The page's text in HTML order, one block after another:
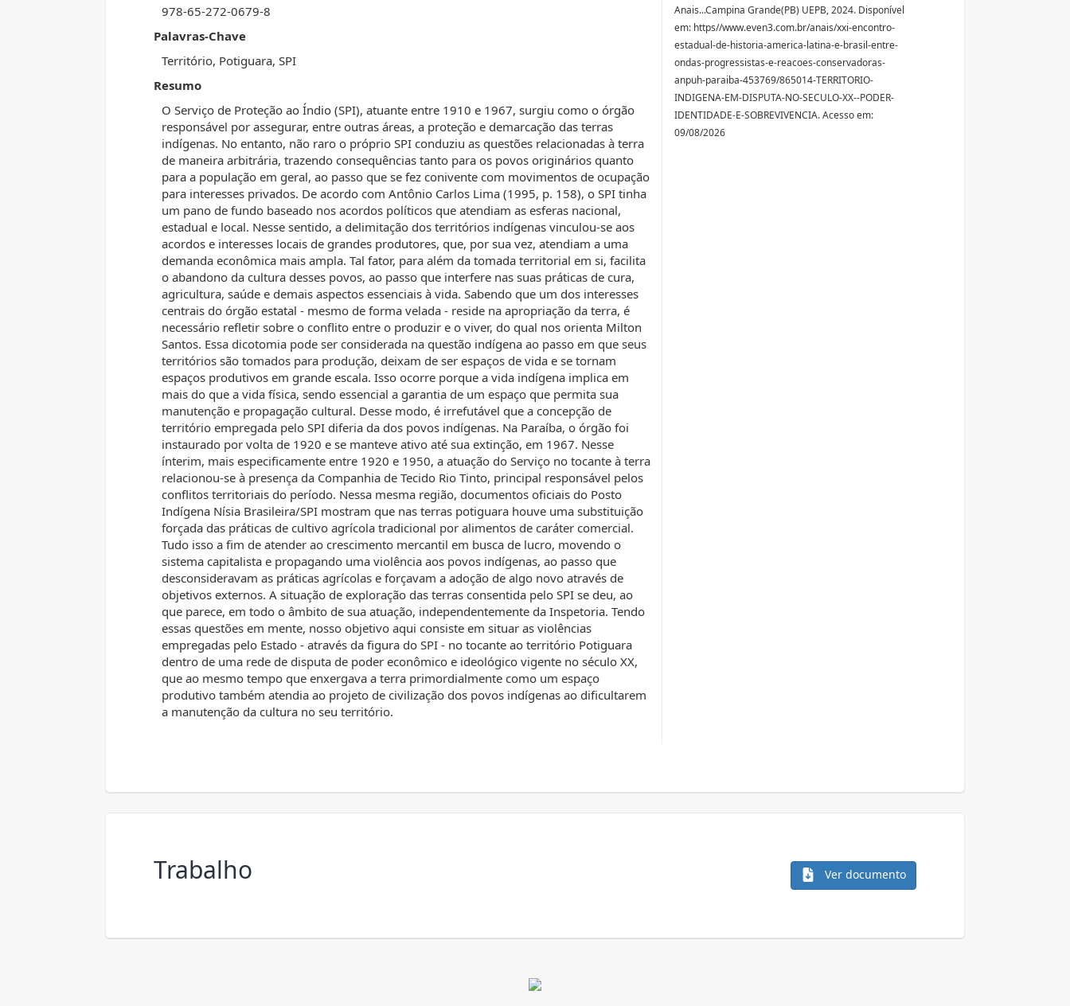
978-65-272-0679-8
Palavras-Chave
Território, Potiguara, SPI
Resumo
O Serviço de Proteção ao Índio (SPI), atuante entre 1910 e 1967, surgiu como o órgão
responsável por assegurar, entre outras áreas, a proteção e demarcação das terras
indígenas. No entanto, não raro o próprio SPI conduziu as questões relacionadas à terra
de maneira arbitrária, trazendo consequências tanto para os povos originários quanto
para a população em geral, ao passo que se fez conivente com movimentos de ocupação
para interesses privados. De acordo com Antônio Carlos Lima (1995, p. 158), o SPI tinha
um pano de fundo baseado nos acordos políticos que atendiam as esferas nacional,
estadual e local. Nesse sentido, a delimitação dos territórios indígenas vinculou-se aos
acordos e interesses locais de grandes produtores, que, por sua vez, atendiam a uma
demanda econômica mais ampla. Tal fator, para além da tomada territorial em si, facilita
o abandono da cultura desses povos, ao passo que interfere nas suas práticas de cura,
agricultura, saúde e demais aspectos essenciais à vida. Sabendo que um dos interesses
centrais do órgão estatal - mesmo de forma velada - reside na apropriação da terra, é
necessário refletir sobre o conflito entre o produzir e o viver, do qual nos orienta Milton
Santos. Essa dicotomia pode ser considerada na questão indígena ao passo em que seus
territórios são tomados para produção, deixam de ser espaços de vida e se tornam
espaços produtivos em grande escala. Isso ocorre porque a vida indígena implica em
mais do que a vida física, sendo essencial a garantia de um espaço que permita sua
manutenção e propagação cultural. Desse modo, é irrefutável que a concepção de
território empregada pelo SPI diferia da dos povos indígenas. Na Paraíba, o órgão foi
instaurado por volta de 1920 e se manteve ativo até sua extinção, em 1967. Nesse
ínterim, mais especificamente entre 1920 e 1950, a atuação do Serviço no tocante à terra
relacionou-se à presença da Companhia de Tecido Rio Tinto, principal responsável pelos
conflitos territoriais do período. Nessa mesma região, documentos oficiais do Posto
Indígena Nísia Brasileira/SPI mostram que nas terras potiguara houve uma substituição
forçada das práticas de cultivo agrícola tradicional por alimentos de caráter comercial.
Tudo isso a fim de atender ao crescimento mercantil em busca de lucro, movendo o
sistema capitalista e propagando uma violência aos povos indígenas, ao passo que
desconsideravam as práticas agrícolas e forçavam a adoção de algo novo através de
objetivos externos. A situação de exploração das terras consentida pelo SPI se deu, ao
que parece, em todo o âmbito de sua atuação, independentemente da Inspetoria. Tendo
essas questões em mente, nosso objetivo aqui consiste em situar as violências
empregadas pelo Estado - através da figura do SPI - no tocante ao território Potiguara
dentro de uma rede de disputa de poder econômico e ideológico vigente no século XX,
que ao mesmo tempo que enxergava a terra primordialmente como um espaço
produtivo também atendia ao projeto de civilização dos povos indígenas ao dificultarem
a manutenção da cultura no seu território.
Anais...Campina Grande(PB) UEPB, 2024. Disponível
em: https//www.even3.com.br/anais/xxi-encontro-
estadual-de-historia-america-latina-e-brasil-entre-
ondas-progressistas-e-reacoes-conservadoras-
anpuh-paraiba-453769/865014-TERRITORIO-
INDIGENA-EM-DISPUTA-NO-SECULO-XX--PODER-
IDENTIDADE-E-SOBREVIVENCIA. Acesso em:
09/08/2026
Trabalho Ver documento